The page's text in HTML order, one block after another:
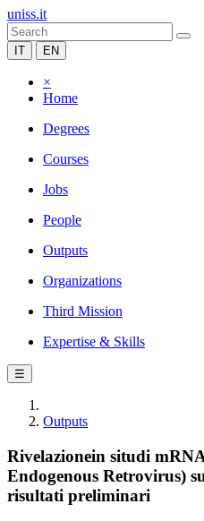
uniss.it
IT EN
×
Home
Degrees
Courses
Jobs
People
Outputs
Organizations
Third Mission
Expertise & Skills
☰
Outputs
Rivelazionein situdi
Endogenous Retrovirus)
risultati preliminari